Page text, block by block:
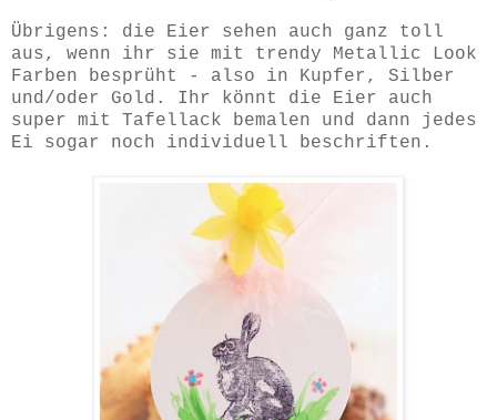
Übrigens: die Eier sehen auch ganz toll
aus, wenn ihr sie mit trendy Metallic Look
Farben besprüht - also in Kupfer, Silber
und/oder Gold. Ihr könnt die Eier auch
super mit Tafellack bemalen und dann jedes
Ei sogar noch individuell beschriften.